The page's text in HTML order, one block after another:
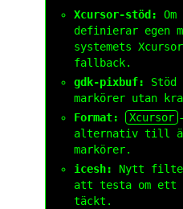
Xcursor-stöd:
definierar egen
systemets
fallback.
gdk-pixbuf:
Stöd
markörer utan
Format:
Xcursor
alternativ till
markörer.
icesh:
Nytt
att testa om ett
täckt.